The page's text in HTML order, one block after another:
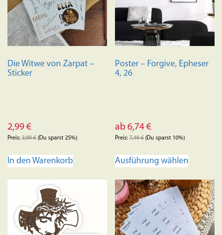
können
der
gewählt
Die Witwe von Zarpat –
Sticker
2,99 €
Preis: 3,99€ (Du sparst 25%)
In den Warenkorb
Poster – Forgive, Epheser
4, 26
ab6,74€
Preis:7,49€(Du sparst 10%)
Ausführung wählen
mehrere
auf.
Die